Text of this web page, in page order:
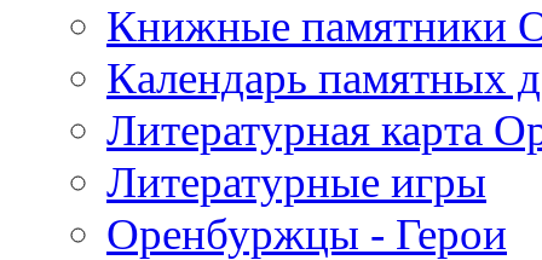
Книжные памятники
Календарь памятных
Литературная карта
Литературные игры
Оренбуржцы - Герои